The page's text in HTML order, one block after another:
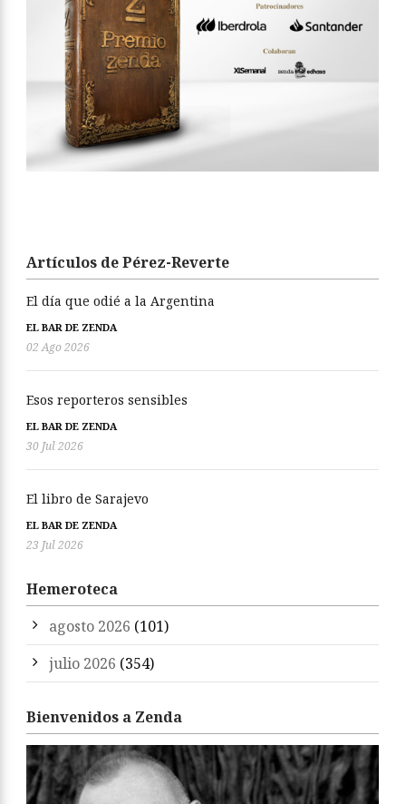
Artículos de Pérez-Reverte
El día que odié a la Argentina
EL BAR DE ZENDA
02 Ago 2026
Esos reporteros sensibles
EL BAR DE ZENDA
30 Jul 2026
El libro de Sarajevo
EL BAR DE ZENDA
23 Jul 2026
Hemeroteca
agosto 2026 (101)
julio 2026 (354)
Bienvenidos a Zenda